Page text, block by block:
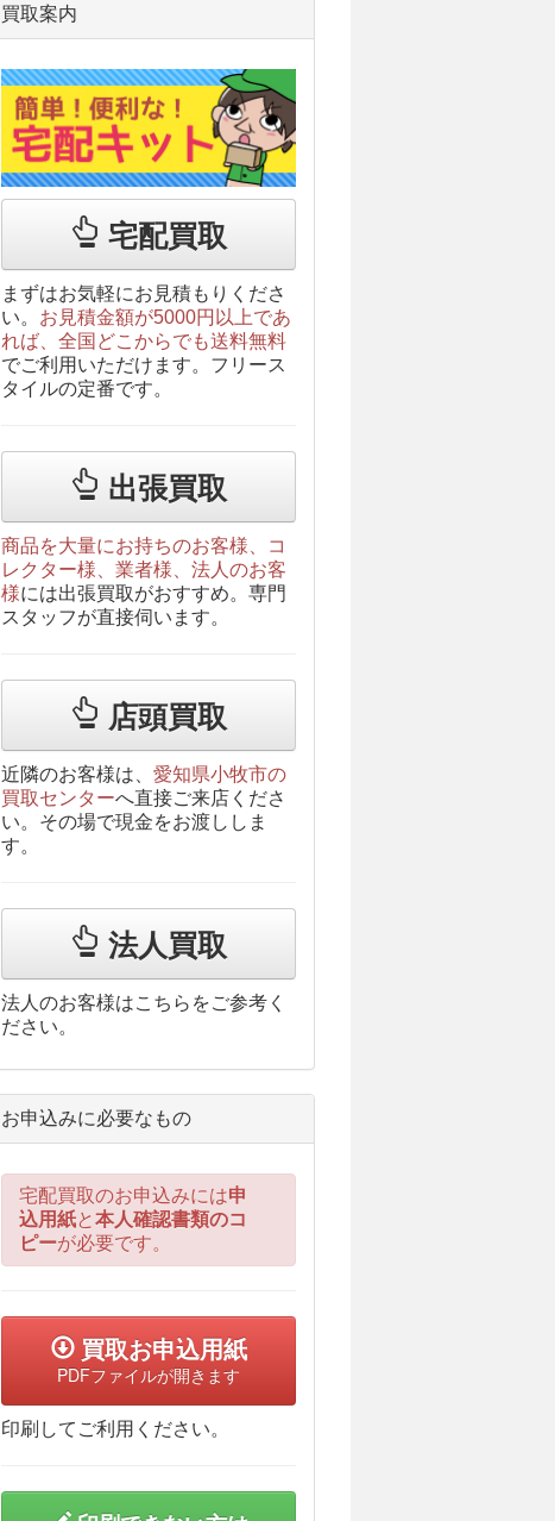
買取案内
宅配買取
まずはお気軽にお見積もりくださ
い。 お見積金額が5000円以上であ
れば、全国どこからでも送料無料
でご利用いただけます。フリース
タイルの定番です。
出張買取
商品を大量にお持ちのお客様、コ
レクター様、業者様、法人のお客
様には出張買取がおすすめ。専門
スタッフが直接伺います。
店頭買取
近隣のお客様は、 愛知県小牧市の
買取センターへ直接ご来店くださ
い。その場で現金をお渡ししま
す。
法人買取
法人のお客様はこちらをご参考く
ださい。
お申込みに必要なもの
宅配買取のお申込みには申
込用紙と本人確認書類のコ
ピーが必要です。
買取お申込用紙
PDFファイルが開きます
印刷してご利用ください。